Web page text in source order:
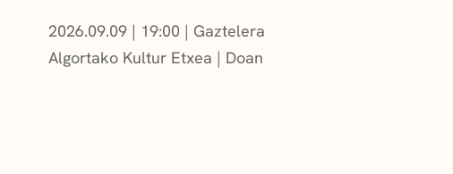
2026.09.09| 19:00
Gaztelera
Algortako Kultur Etxea
Doan